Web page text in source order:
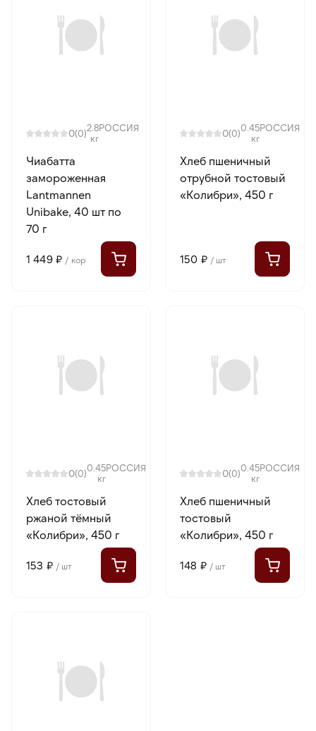
0(0)2.8
кг
РОССИЯ
Чиабатта
замороженная
Lantmannen
Unibake, 40 шт по
70 г
1 449 ₽ / кор
0(0)0.45
кг
РОССИЯ
Хлеб пшеничный
отрубной тостовый
«Колибри», 450 г
150 ₽ / шт
0(0)0.45
кг
РОССИЯ
Хлеб тостовый
ржаной тёмный
«Колибри», 450 г
153 ₽ / шт
0(0)0.45
кг
РОССИЯ
Хлеб пшеничный
тостовый
«Колибри», 450 г
148 ₽ / шт